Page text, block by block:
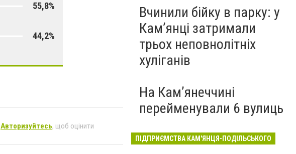
55,8%
44,2%
Авторизуйтесь, щоб оцінити
Вчинили бійку в парку: у
Кам’янці затримали
трьох неповнолітніх
хуліганів
На Камʼянеччині
перейменували 6 вулиць
ПІДПРИЄМСТВА КАМ'ЯНЦЯ-ПОДІЛЬСЬКОГО